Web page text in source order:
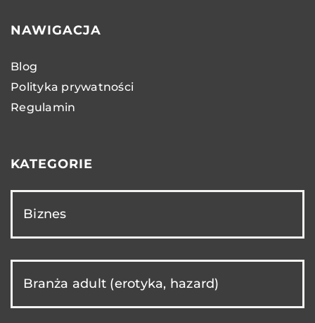
NAWIGACJA
Blog
Polityka prywatności
Regulamin
KATEGORIE
Biznes
Branża adult (erotyka, hazard)